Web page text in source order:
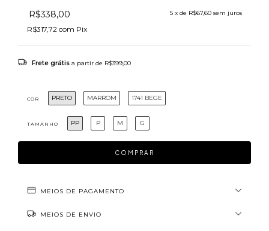
R$338,00 5 x de R$67,60 sem juros
R$317,72 com Pix
Frete grátis a partir de R$399,00
COR PRETO MARROM 1741 BEGE
TAMANHO PP P M G
MEIOS DE PAGAMENTO
MEIOS DE ENVIO